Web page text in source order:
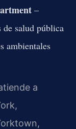
–
de salud pública
ambientales
a